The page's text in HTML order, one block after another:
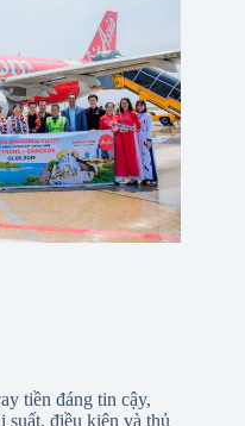
tiền đáng tin cậy,
suất, điều kiện và thủ